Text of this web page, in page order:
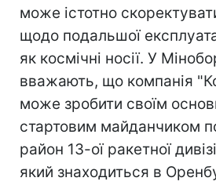
може істотно
щодо подальшої
як космічні носії. У
вважають, що компанія
може зробити своїм
стартовим майданчиком
район 13-ої ракетної
який знаходиться в